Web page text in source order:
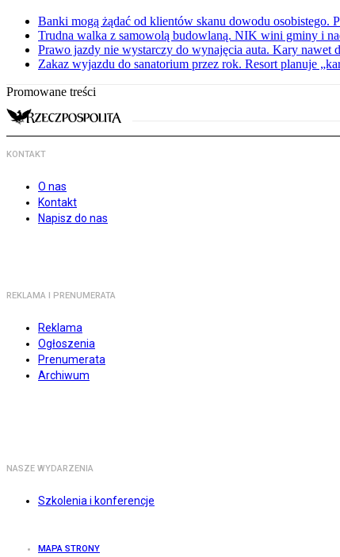
Banki mogą żądać od klientów skanu dowodu osobistego.
Trudna walka z samowolą budowlaną. NIK wini gminy i
Prawo jazdy nie wystarczy do wynajęcia auta. Kary nawet
Zakaz wyjazdu do sanatorium przez rok. Resort planuje
Promowane treści
KONTAKT
O nas
Kontakt
Napisz do nas
REKLAMA I PRENUMERATA
Reklama
Ogłoszenia
Prenumerata
Archiwum
NASZE WYDARZENIA
Szkolenia i konferencje
MAPA STRONY